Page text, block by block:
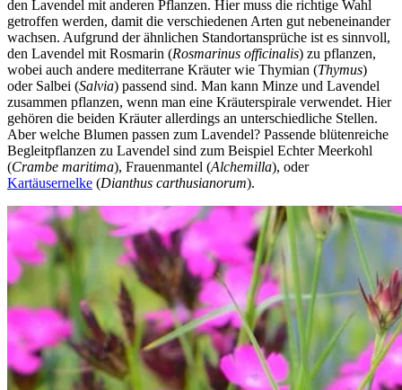
den Lavendel mit anderen Pflanzen. Hier muss die richtige Wahl
getroffen werden, damit die verschiedenen Arten gut nebeneinander
wachsen. Aufgrund der ähnlichen Standortansprüche ist es sinnvoll,
den Lavendel mit Rosmarin (Rosmarinus officinalis) zu pflanzen,
wobei auch andere mediterrane Kräuter wie Thymian (Thymus)
oder Salbei (Salvia) passend sind. Man kann Minze und Lavendel
zusammen pflanzen, wenn man eine Kräuterspirale verwendet. Hier
gehören die beiden Kräuter allerdings an unterschiedliche Stellen.
Aber welche Blumen passen zum Lavendel? Passende blütenreiche
Begleitpflanzen zu Lavendel sind zum Beispiel Echter Meerkohl
(Crambe maritima), Frauenmantel (Alchemilla), oder
Kartäusernelke (Dianthus carthusianorum).